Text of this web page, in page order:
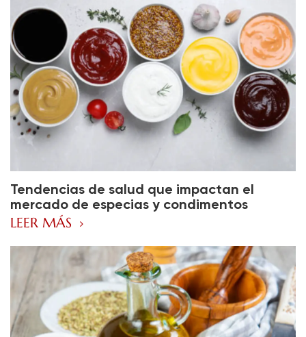
Tendencias de salud que impactan el
mercado de especias y condimentos
LEER MÁS